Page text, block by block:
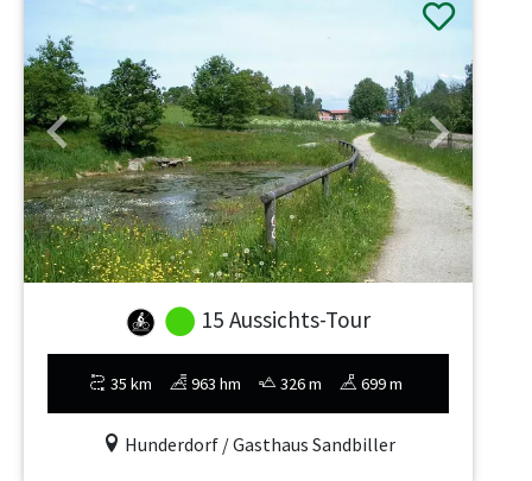
Previous Next
15 Aussichts-Tour
35 km 963 hm 326 m 699 m
Hunderdorf / Gasthaus Sandbiller